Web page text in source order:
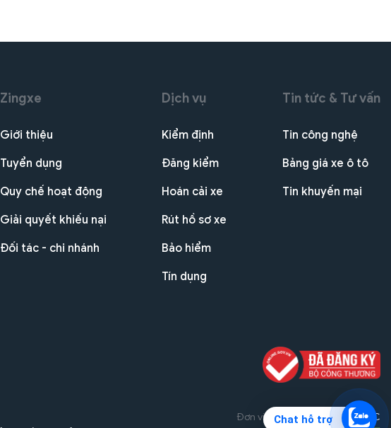
Chat hỗ trợ
Zingxe
Giới thiệu
Tuyển dụng
Quy chế hoạt động
Giải quyết khiếu nại
Đối tác - chi nhánh
Dịch vụ
Kiểm định
Đăng kiểm
Hoán cải xe
Rút hồ sơ xe
Bảo hiểm
Tín dụng
Tin tức & Tư vấn
Tin công nghệ
Bảng giá xe ô tô
Tin khuyến mại
Đơn vị triển khai dự án
THG JSC